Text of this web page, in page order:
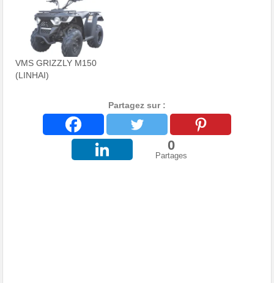
VMS GRIZZLY M150
(LINHAI)
Partagez sur :
0
Partages